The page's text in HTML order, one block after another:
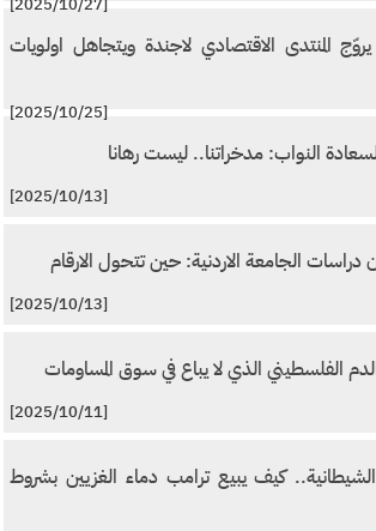
المنتدى الاقتصادي لاجندة ويتجاهل اولويات
[2025/10/25]
النواب: مدخراتنا.. ليست رهانا
[2025/10/13]
الجامعة الاردنية: حين تتحول الارقام
[2025/10/13]
الفلسطيني الذي لا يباع في سوق المساومات
[2025/10/11]
كيف يبيع ترامب دماء الغزيين بشروط